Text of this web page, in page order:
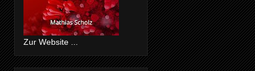
Zur Website ...